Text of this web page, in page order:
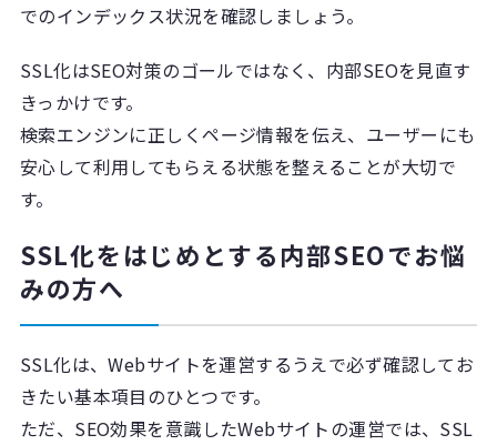
でのインデックス状況を確認しましょう。
SSL化はSEO対策のゴールではなく、内部SEOを見直す
きっかけです。
検索エンジンに正しくページ情報を伝え、ユーザーにも
安心して利用してもらえる状態を整えることが大切で
す。
SSL化をはじめとする内部SEOでお悩
みの方へ
SSL化は、Webサイトを運営するうえで必ず確認してお
きたい基本項目のひとつです。
ただ、SEO効果を意識したWebサイトの運営では、SSL